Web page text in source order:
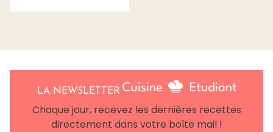
LA NEWSLETTER
Chaque jour, recevez les dernières recettes
directement dans votre boîte mail !